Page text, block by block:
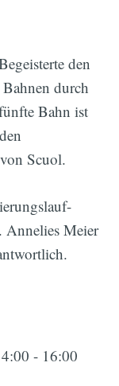
den
durch
Bahn ist
Scuol.
Annelies Meier
- 16:00